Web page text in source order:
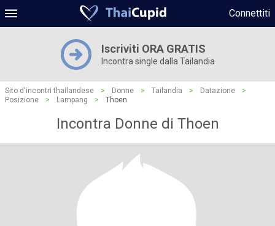
Connettiti
Iscriviti ORA GRATIS
Incontra single dalla Tailandia
Sito d'incontri thailandese > Donne > Tailandia > Datazione
>
Posizione
> Lampang > Thoen
Incontra Donne di Thoen